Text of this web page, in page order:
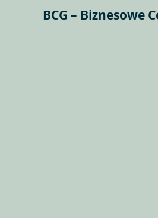
BCG – Biznesowe